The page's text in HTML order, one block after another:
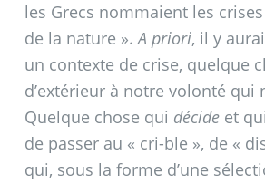
les Grecs nommaient les crises
de la nature ».A priori, il y
un contexte de crise, quelque
d’extérieur à notre volonté qui
Quelque chose qui décideet qui
de passer au « cri-ble », de «
qui, sous la forme d’une